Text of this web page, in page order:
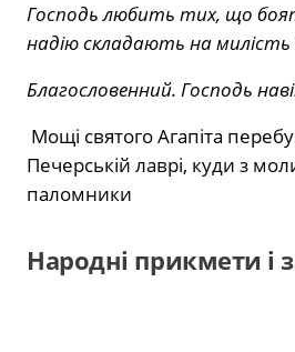
Господь любить тих, що
надію складають на
Благословенний. Господь
Мощі святого Агапіта
Печерській лаврі, куди з
паломники
Народні прикмети і